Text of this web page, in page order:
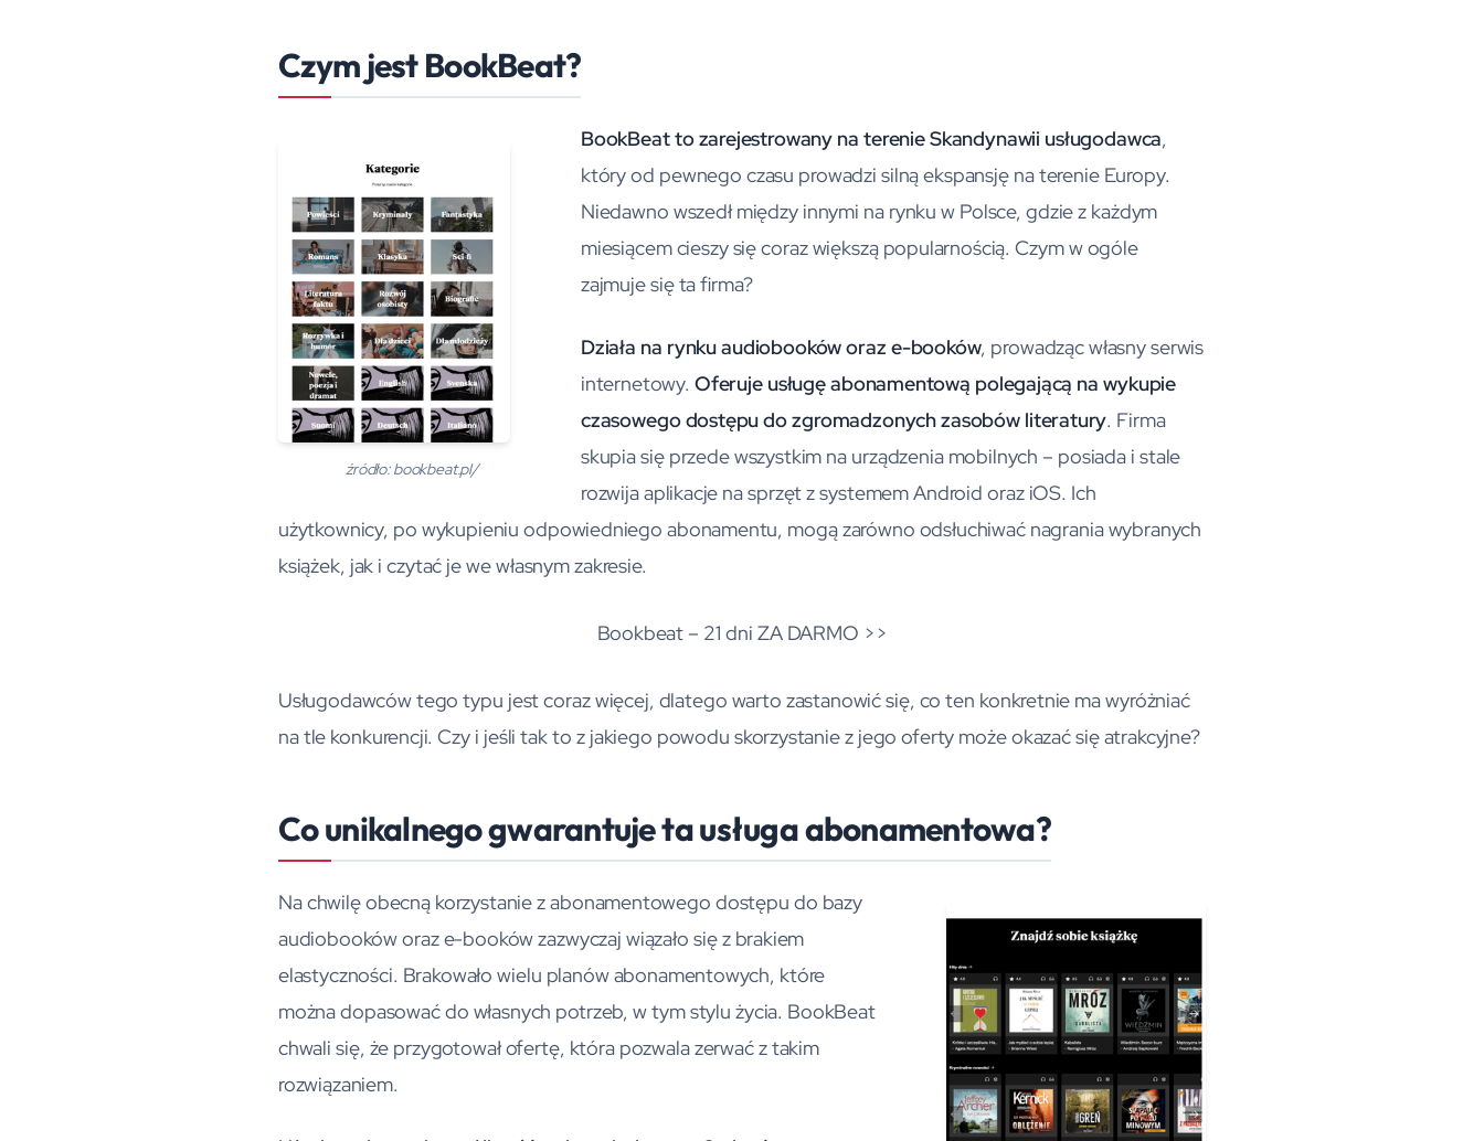
Czym jest BookBeat?
źródło: bookbeat.pl/
BookBeat to zarejestrowany na terenie Skandynawii usługodawca,
który od pewnego czasu prowadzi silną ekspansję na terenie Europy.
Niedawno wszedł między innymi na rynku w Polsce, gdzie z każdym
miesiącem cieszy się coraz większą popularnością. Czym w ogóle
zajmuje się ta firma?
Działa na rynku audiobooków oraz e-booków, prowadząc własny serwis
internetowy.Oferuje usługę abonamentową polegającą na wykupie
czasowego dostępu do zgromadzonych zasobów literatury. Firma
skupia się przede wszystkim na urządzenia mobilnych – posiada i stale
rozwija aplikacje na sprzęt z systemem Android oraz iOS. Ich
użytkownicy, po wykupieniu odpowiedniego abonamentu, mogą zarówno odsłuchiwać nagrania wybranych
książek, jak i czytać je we własnym zakresie.
Bookbeat – 21 dni ZA DARMO >>
Usługodawców tego typu jest coraz więcej, dlatego warto zastanowić się, co ten konkretnie ma wyróżniać
na tle konkurencji. Czy i jeśli tak to z jakiego powodu skorzystanie z jego oferty może okazać się atrakcyjne?
Co unikalnego gwarantuje ta usługa abonamentowa?
Na chwilę obecną korzystanie z abonamentowego dostępu do bazy
audiobooków oraz e-booków zazwyczaj wiązało się z brakiem
elastyczności. Brakowało wielu planów abonamentowych, które
można dopasować do własnych potrzeb, w tym stylu życia. BookBeat
chwali się, że przygotował ofertę, która pozwala zerwać z takim
rozwiązaniem.